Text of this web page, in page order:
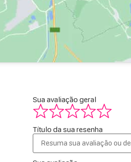
Sua avaliação geral
Título da sua resenha